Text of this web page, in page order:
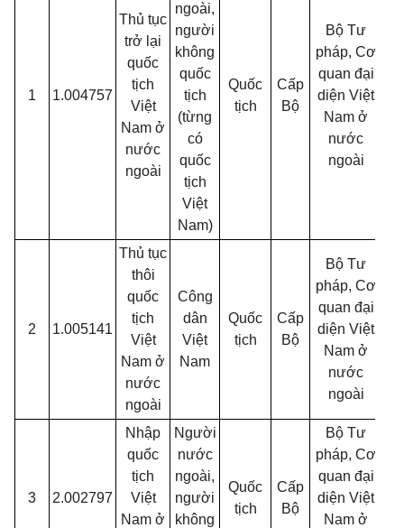
1 1.004757
Thủ tục
trở lại
quốc
tịch
Việt
Nam ở
nước
ngoài
ngoài,
người
không
quốc
tịch
(từng
có
quốc
tịch
Việt
Nam)
Quốc
tịch
Cấp
Bộ
Bộ Tư
pháp, Cơ
quan đại
diện Việt
Nam ở
nước
ngoài
2 1.005141
Thủ tục
thôi
quốc
tịch
Việt
Nam ở
nước
ngoài
Công
dân
Việt
Nam
Quốc
tịch
Cấp
Bộ
Bộ Tư
pháp, Cơ
quan đại
diện Việt
Nam ở
nước
ngoài
3 2.002797
Nhập
quốc
tịch
Việt
Nam ở
Người
nước
ngoài,
người
không
Quốc
tịch
Cấp
Bộ
Bộ Tư
pháp, Cơ
quan đại
diện Việt
Nam ở